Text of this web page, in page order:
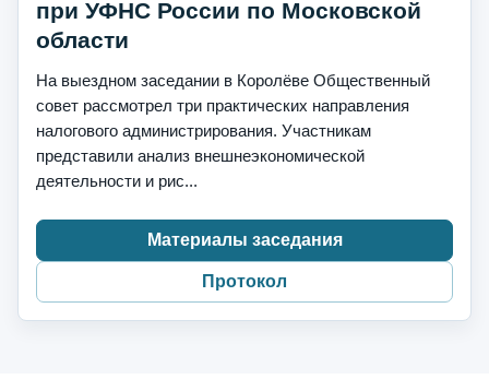
при УФНС России по Московской
области
На выездном заседании в Королёве Общественный
совет рассмотрел три практических направления
налогового администрирования. Участникам
представили анализ внешнеэкономической
деятельности и рис...
Материалы заседания
Протокол